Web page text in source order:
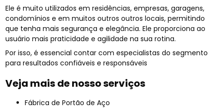
Ele é muito utilizados em residências, empresas, garagens,
condomínios e em muitos outros outros locais, permitindo
que tenha mais segurança e elegância. Ele proporciona ao
usuário mais praticidade e agilidade na sua rotina.
Por isso, é essencial contar com especialistas do segmento
para resultados confiáveis e responsáveis
Veja mais de nosso serviços
Fábrica de Portão de Aço